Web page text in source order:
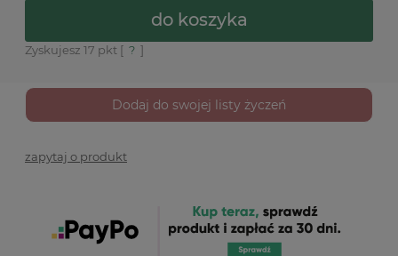
do koszyka
Zyskujesz 17 pkt [ ? ]
Dodaj do swojej listy życzeń
zapytaj o produkt